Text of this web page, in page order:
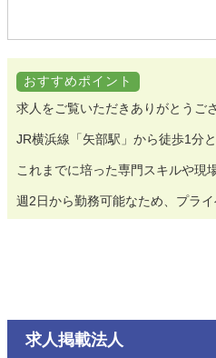
おすすめポイント
求人をご覧いただきありがとうご
JR横浜線「矢部駅」から徒歩1分
これまでに培った専門スキルや現
週2日から勤務可能なため、プラ
求人掲載法人